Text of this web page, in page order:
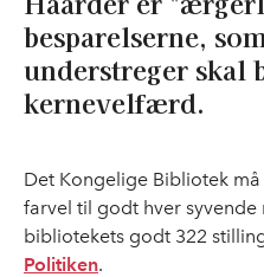
besparelserne,
understreger skal
kernevelfærd.
Det Kongelige Bibliotek
farvel til godt hver
bibliotekets godt 322
Politiken.